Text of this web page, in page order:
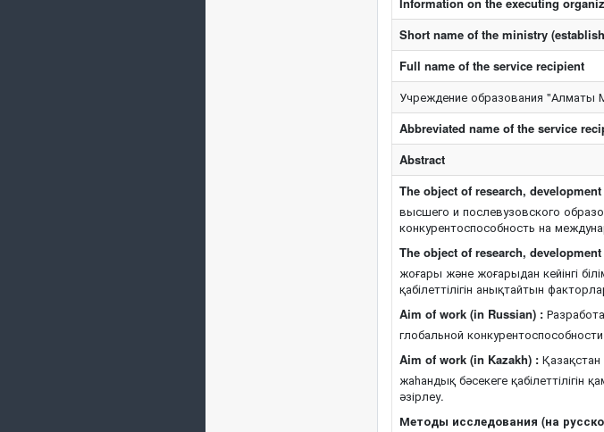
Short name of the ministry
Full name of the service recipient
Учреждение образования "Алматы
Abbreviated name of the service
Abstract
The object of research,
высшего и послевузовского
конкурентоспособность на
The object of research,
жоғары және жоғарыдан кейінгі
қабілеттілігін анықтайтын
Aim of work (in Russian) :
глобальной
Aim of work (in Kazakh) : Қазақстан
жаһандық бәсекеге қабілеттілігін
әзірлеу.
Методы исследования (на